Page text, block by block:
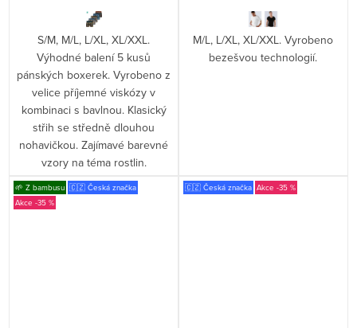
S/M, M/L, L/XL, XL/XXL.
Výhodné balení 5 kusů
pánských boxerek. Vyrobeno z
velice příjemné viskózy v
kombinaci s bavlnou. Klasický
střih se středně dlouhou
nohavičkou. Zajímavé barevné
vzory na téma rostlin.
M/L, L/XL, XL/XXL. Vyrobeno
bezešvou technologií.
🌱 Z bambusu 🇨🇿 Česká značka
-35 %
🇨🇿 Česká značka -35 %